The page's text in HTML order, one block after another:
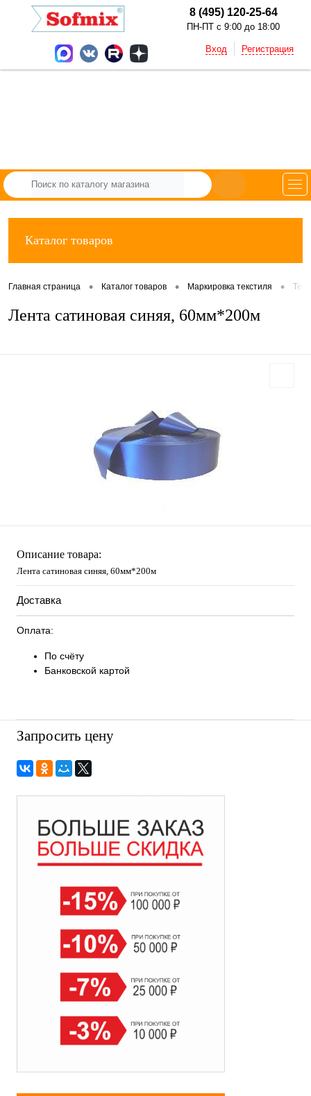
8 (495) 120-25-64
ПН-ПТ с 9:00 до 18:00
Вход Регистрация
Каталог товаров
Главная страница • Каталог товаров • Маркировка текстиля •
Лента сатиновая синяя, 60мм*200м
Описание товара:
Лента сатиновая синяя, 60мм*200м
Доставка
Оплата:
По счёту
Банковской картой
Запросить цену